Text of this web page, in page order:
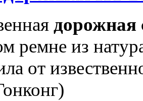
дорожная
ремне из
от